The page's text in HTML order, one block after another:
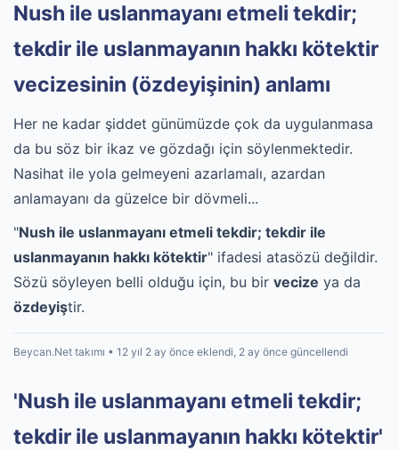
Nush ile uslanmayanı etmeli tekdir;
tekdir ile uslanmayanın hakkı kötektir
vecizesinin (özdeyişinin) anlamı
Her ne kadar şiddet günümüzde çok da uygulanmasa
da bu söz bir ikaz ve gözdağı için söylenmektedir.
Nasihat ile yola gelmeyeni azarlamalı, azardan
anlamayanı da güzelce bir dövmeli...
"Nush ile uslanmayanı etmeli tekdir; tekdir ile
uslanmayanın hakkı kötektir" ifadesi atasözü değildir.
Sözü söyleyen belli olduğu için, bu bir vecize ya da
özdeyiştir.
Beycan.Net takımı • 12 yıl 2 ay önce eklendi, 2 ay önce güncellendi
'Nush ile uslanmayanı etmeli tekdir;
tekdir ile uslanmayanın hakkı kötektir'